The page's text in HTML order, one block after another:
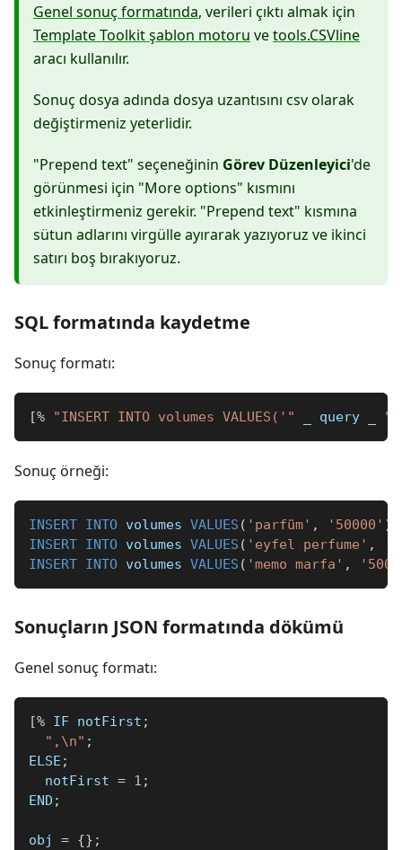
Genel sonuç formatında, verileri çıktı almak için
Template Toolkit şablon motoru vetools.CSVline
aracı kullanılır.
Sonuç dosya adında dosya uzantısını csv olarak
değiştirmeniz yeterlidir.
"Prepend text" seçeneğinin Görev Düzenleyici'de
görünmesi için "More options" kısmını
etkinleştirmeniz gerekir. "Prepend text" kısmına
sütun adlarını virgülle ayırarak yazıyoruz ve ikinci
satırı boş bırakıyoruz.
SQL formatında kaydetme
Sonuç formatı:
[% "INSERT INTO volumes VALUES('" query
Sonuç örneği:
INSERT INTO volumes VALUES ( 'parfüm' , '50000' )
INSERT INTO volumes VALUES ( 'eyfel perfume' ,
INSERT INTO volumes VALUES ( 'memo marfa' ,
Sonuçların JSON formatında dökümü
Genel sonuç formatı:
[% IF notFirst ;
",\n" ;
ELSE ;
  notFirst
= 1 ;
END ;
obj = {} ;